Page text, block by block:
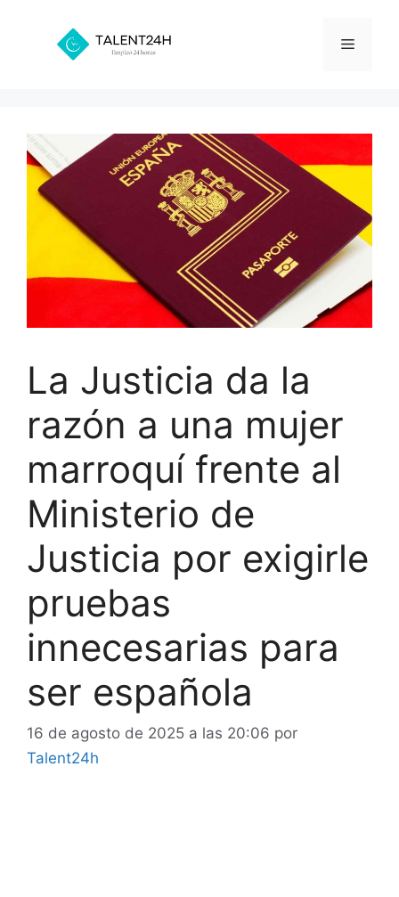
contenido
Menú
La Justicia da la
razón a una mujer
marroquí frente al
Ministerio de
Justicia por exigirle
pruebas
innecesarias para
ser española
16 de agosto de 2025 a las 20:06 por
Talent24h